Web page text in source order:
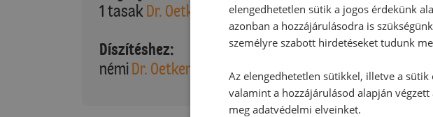
1 tasakDr. Oetker Vanillincukor
Díszítéshez:
némiDr. Oetker Holland Kakaó sütéshez
A
elengedhetetlen sütik a jogos érdekünk
azonban a hozzájárulásodra is
személyre szabott hirdetéseket tudunk
Az elengedhetetlen sütikkel, illetve a
valamint a hozzájárulásod alapján
meg adatvédelmi elveinket.